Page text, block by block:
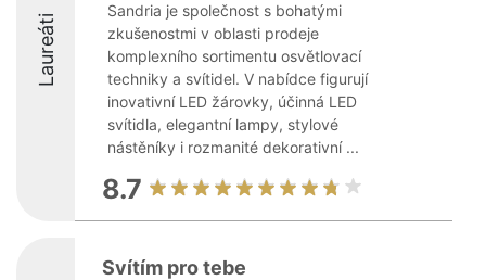
Laureáti
Sandria je společnost s bohatými
zkušenostmi v oblasti prodeje
komplexního sortimentu osvětlovací
techniky a svítidel. V nabídce figurují
inovativní LED žárovky, účinná LED
svítidla, elegantní lampy, stylové
nástěníky i rozmanité dekorativní ...
8.7
Svítím pro tebe